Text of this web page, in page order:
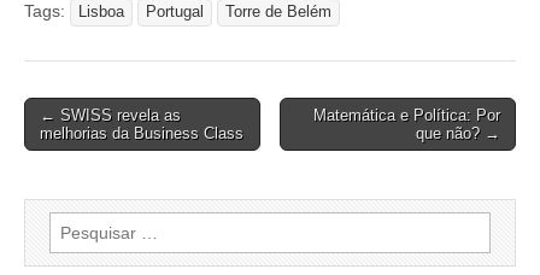
Tags: Lisboa Portugal Torre de Belém
Post
navigation
← SWISS revela as
melhorias da Business Class
Matemática e Política: Por
que não? →
Pesquisar
por: